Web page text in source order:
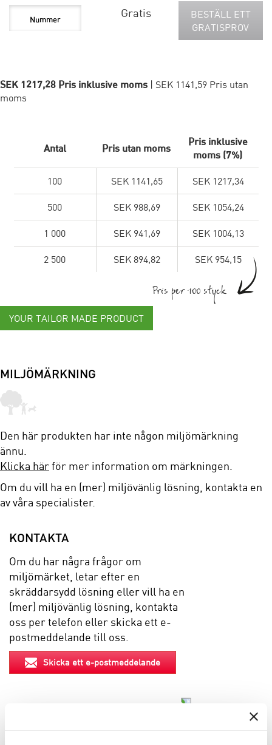
Gratis
BESTÄLL ETT
GRATISPROV
SEK 1217,28 Pris inklusive moms | SEK 1141,59 Pris utan
moms
Antal Pris utan moms
Pris inklusive
moms (7%)
100 SEK 1141,65 SEK 1217,34
500 SEK 988,69 SEK 1054,24
1 000 SEK 941,69 SEK 1004,13
2 500 SEK 894,82 SEK 954,15
Pris per 100 styck
YOUR TAILOR MADE PRODUCT
MILJÖMÄRKNING
Den här produkten har inte någon miljömärkning
ännu.
Klicka härför mer information om märkningen.
Om du vill ha en (mer) miljövänlig lösning, kontakta en
av våra specialister.
KONTAKTA
Om du har några frågor om
miljömärket, letar efter en
skräddarsydd lösning eller vill ha en
(mer) miljövänlig lösning, kontakta
oss per telefon eller skicka ett e-
postmeddelande till oss.
Skicka ett e-postmeddelande